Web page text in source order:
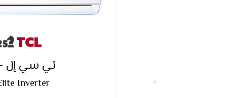
TCL
تي سي إل -
Inverter